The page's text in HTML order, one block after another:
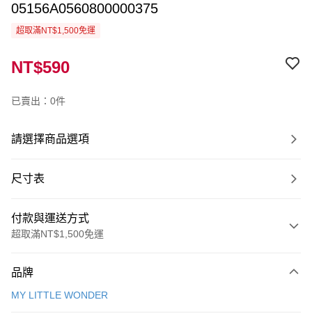
05156A0560800000375
超取滿NT$1,500免運
NT$590
已賣出：0件
請選擇商品選項
尺寸表
付款與運送方式
超取滿NT$1,500免運
信用卡一次付款
品牌
MY LITTLE WONDER